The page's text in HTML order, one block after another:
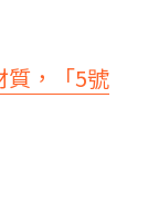
質，「5號